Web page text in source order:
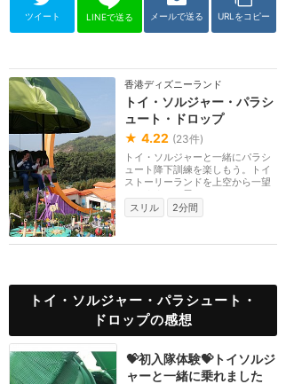
ツイート LINEで送る メールで送る URLをコピー
香港ディズニーランド
トイ・ソルジャー・パラシ
ュート・ドロップ
★ 4.22 (23件)
トイ・ソルジャーと一緒にパラシ
ュート降下訓練を楽しもう。トイ
ストーリーランドを上空から一望
できます。お尻は...
スリル
2分間
トイ・ソルジャー・パラシュート・
ドロップの感想
💝初入隊体験💝トイソルジ
ャーと一緒に乗れました